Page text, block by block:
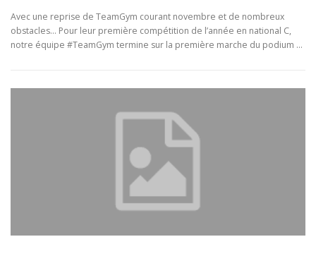
Avec une reprise de TeamGym courant novembre et de nombreux
obstacles… Pour leur première compétition de l’année en national C,
notre équipe #TeamGym termine sur la première marche du podium …